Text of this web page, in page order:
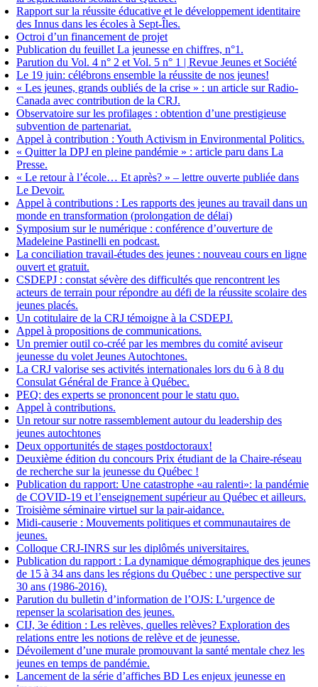
Rapport sur la réussite éducative et le développement identitaire
des Innus dans les écoles à Sept-Îles.
Octroi d’un financement de projet
Publication du feuillet La jeunesse en chiffres, n°1.
Parution du Vol. 4 n° 2 et Vol. 5 n° 1 | Revue Jeunes et Société
Le 19 juin: célébrons ensemble la réussite de nos jeunes!
« Les jeunes, grands oubliés de la crise » : un article sur Radio-
Canada avec contribution de la CRJ.
Observatoire sur les profilages : obtention d’une prestigieuse
subvention de partenariat.
Appel à contribution : Youth Activism in Environmental Politics.
« Quitter la DPJ en pleine pandémie » : article paru dans La
Presse.
« Le retour à l’école… Et après? » – lettre ouverte publiée dans
Le Devoir.
Appel à contributions : Les rapports des jeunes au travail dans un
monde en transformation (prolongation de délai)
Symposium sur le numérique : conférence d’ouverture de
Madeleine Pastinelli en podcast.
La conciliation travail-études des jeunes : nouveau cours en ligne
ouvert et gratuit.
CSDEPJ : constat sévère des difficultés que rencontrent les
acteurs de terrain pour répondre au défi de la réussite scolaire des
jeunes placés.
Un cotitulaire de la CRJ témoigne à la CSDEPJ.
Appel à propositions de communications.
Un premier outil co-créé par les membres du comité aviseur
jeunesse du volet Jeunes Autochtones.
La CRJ valorise ses activités internationales lors du 6 à 8 du
Consulat Général de France à Québec.
PEQ: des experts se prononcent pour le statu quo.
Appel à contributions.
Un retour sur notre rassemblement autour du leadership des
jeunes autochtones
Deux opportunités de stages postdoctoraux!
Deuxième édition du concours Prix étudiant de la Chaire-réseau
de recherche sur la jeunesse du Québec !
Publication du rapport: Une catastrophe «au ralenti»: la pandémie
de COVID-19 et l’enseignement supérieur au Québec et ailleurs.
Troisième séminaire virtuel sur la pair-aidance.
Midi-causerie : Mouvements politiques et communautaires de
jeunes.
Colloque CRJ-INRS sur les diplômés universitaires.
Publication du rapport : La dynamique démographique des jeunes
de 15 à 34 ans dans les régions du Québec : une perspective sur
30 ans (1986-2016).
Parution du bulletin d’information de l’OJS: L’urgence de
repenser la scolarisation des jeunes.
CIJ, 3e édition : Les relèves, quelles relèves? Exploration des
relations entre les notions de relève et de jeunesse.
Dévoilement d’une murale promouvant la santé mentale chez les
jeunes en temps de pandémie.
Lancement de la série d’affiches BD Les enjeux jeunesse en